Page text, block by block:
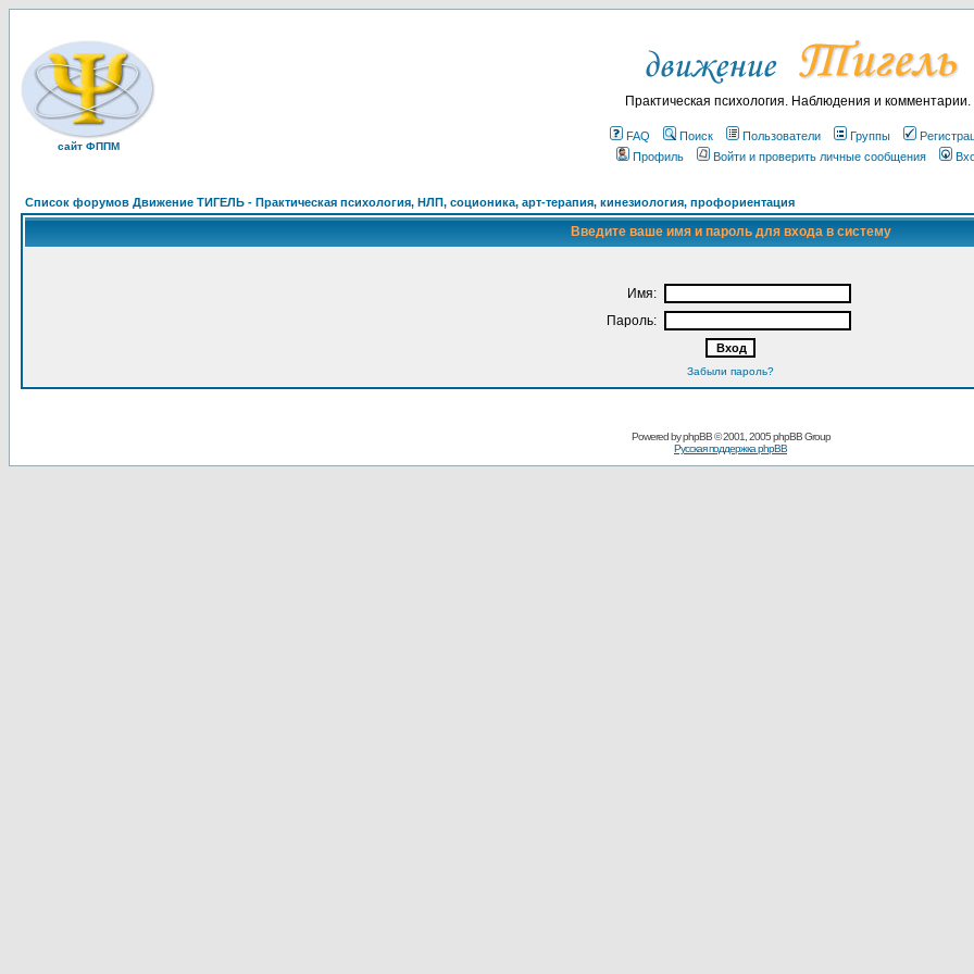
сайт ФППМ
Практическая психология. Наблюдения и комментарии.
FAQ Поиск Пользователи Группы
Профиль
Войти и проверить личные сообщения
Список форумов Движение ТИГЕЛЬ - Практическая психология, НЛП, соционика, арт-терапия, кинезиология, профориентация
Введите ваше имя и пароль для входа в систему
Имя:
Пароль:
Забыли пароль?
Powered byphpBB© 2001, 2005 phpBB Group
Русская поддержка phpBB